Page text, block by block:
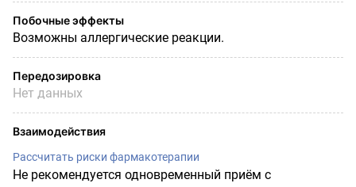
Побочные эффекты
Возможны аллергические реакции.
Передозировка
Нет данных
Взаимодействия
Рассчитать риски фармакотерапии
Не рекомендуется одновременный приём с